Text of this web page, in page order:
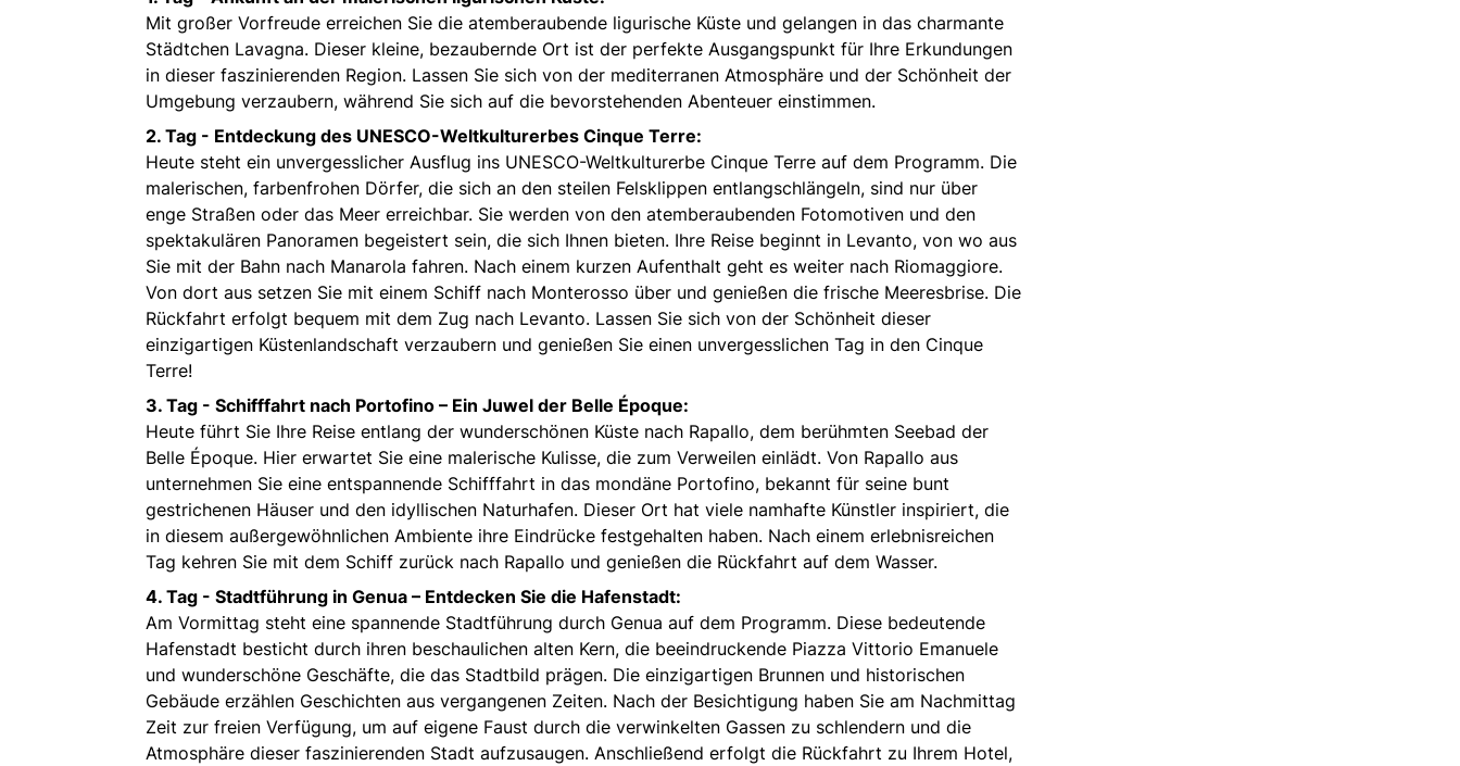
Mit großer Vorfreude erreichen Sie die atemberaubende ligurische Küste und gelangen in das charmante
Städtchen Lavagna. Dieser kleine, bezaubernde Ort ist der perfekte Ausgangspunkt für Ihre Erkundungen
in dieser faszinierenden Region. Lassen Sie sich von der mediterranen Atmosphäre und der Schönheit der
Umgebung verzaubern, während Sie sich auf die bevorstehenden Abenteuer einstimmen.
2. Tag - Entdeckung des UNESCO-Weltkulturerbes Cinque Terre:
Heute steht ein unvergesslicher Ausflug ins UNESCO-Weltkulturerbe Cinque Terre auf dem Programm. Die
malerischen, farbenfrohen Dörfer, die sich an den steilen Felsklippen entlangschlängeln, sind nur über
enge Straßen oder das Meer erreichbar. Sie werden von den atemberaubenden Fotomotiven und den
spektakulären Panoramen begeistert sein, die sich Ihnen bieten. Ihre Reise beginnt in Levanto, von wo aus
Sie mit der Bahn nach Manarola fahren. Nach einem kurzen Aufenthalt geht es weiter nach Riomaggiore.
Von dort aus setzen Sie mit einem Schiff nach Monterosso über und genießen die frische Meeresbrise. Die
Rückfahrt erfolgt bequem mit dem Zug nach Levanto. Lassen Sie sich von der Schönheit dieser
einzigartigen Küstenlandschaft verzaubern und genießen Sie einen unvergesslichen Tag in den Cinque
Terre!
3. Tag - Schifffahrt nach Portofino – Ein Juwel der Belle Époque:
Heute führt Sie Ihre Reise entlang der wunderschönen Küste nach Rapallo, dem berühmten Seebad der
Belle Époque. Hier erwartet Sie eine malerische Kulisse, die zum Verweilen einlädt. Von Rapallo aus
unternehmen Sie eine entspannende Schifffahrt in das mondäne Portofino, bekannt für seine bunt
gestrichenen Häuser und den idyllischen Naturhafen. Dieser Ort hat viele namhafte Künstler inspiriert, die
in diesem außergewöhnlichen Ambiente ihre Eindrücke festgehalten haben. Nach einem erlebnisreichen
Tag kehren Sie mit dem Schiff zurück nach Rapallo und genießen die Rückfahrt auf dem Wasser.
4. Tag - Stadtführung in Genua – Entdecken Sie die Hafenstadt:
Am Vormittag steht eine spannende Stadtführung durch Genua auf dem Programm. Diese bedeutende
Hafenstadt besticht durch ihren beschaulichen alten Kern, die beeindruckende Piazza Vittorio Emanuele
und wunderschöne Geschäfte, die das Stadtbild prägen. Die einzigartigen Brunnen und historischen
Gebäude erzählen Geschichten aus vergangenen Zeiten. Nach der Besichtigung haben Sie am Nachmittag
Zeit zur freien Verfügung, um auf eigene Faust durch die verwinkelten Gassen zu schlendern und die
Atmosphäre dieser faszinierenden Stadt aufzusaugen. Anschließend erfolgt die Rückfahrt zu Ihrem Hotel,